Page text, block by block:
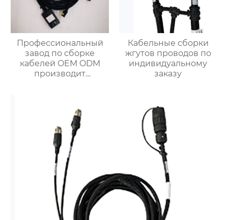
Профессиональный
завод по сборке
кабелей OEM ODM
производит
заказу.
Кабельные сборки
жгутов проводов по
индивидуальному
заказу